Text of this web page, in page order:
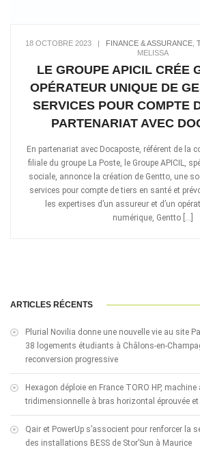
18 OCTOBRE 2023 | FINANCE & ASSURANCE
MELISSA
LE GROUPE APICIL CRÉE
OPÉRATEUR UNIQUE DE
SERVICES POUR COMPTE
PARTENARIAT AVEC
En partenariat avec Docaposte, référent de la
filiale du groupe La Poste, le Groupe APICIL,
sociale, annonce la création de Gentto, une
services pour compte de tiers en santé et
les expertises d’un assureur et d’un
numérique, Gentto […]
ARTICLES RÉCENTS
Plurial Novilia donne une nouvelle vie au site
38 logements étudiants à Châlons-en-
reconversion progressive
Hexagon déploie en France TORO HP,
tridimensionnelle à bras horizontal éprouvée
Qair et PowerUp s’associent pour renforcer la
des installations BESS de Stor’Sun à Maurice